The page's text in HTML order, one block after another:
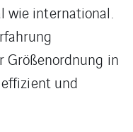
wie international.
Größenordnung in
und